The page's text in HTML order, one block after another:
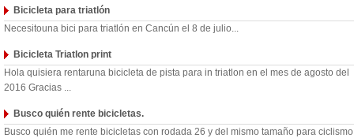
Bicicleta para triatlón
Necesitouna bici para triatlón en Cancún el 8 de julio...
Bicicleta Triatlon print
Hola quisiera rentaruna bicicleta de pista para in triatlon en el mes de agosto del
2016 Gracias ...
Busco quién rente bicicletas.
Busco quién me rente bicicletas con rodada 26 y del mismo tamaño para ciclismo